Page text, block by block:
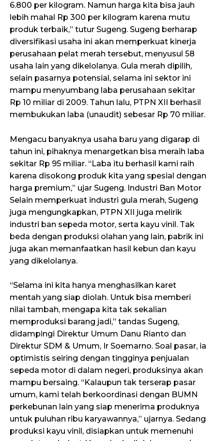
6.800 per kilogram. Namun harga kita bisa jauh
lebih mahal Rp 300 per kilogram karena mutu
produk terbaik,” tutur Sugeng. Sugeng berharap
diversifikasi usaha ini akan memperkuat kinerja
perusahaan pelat merah tersebut, menyusul 58
usaha lain yang dikelolanya. Gula merah dipilih,
selain pasarnya potensial, selama ini sektor ini
mampu menyumbang laba perusahaan sekitar
Rp 10 miliar di 2009. Tahun lalu, PTPN XII berhasil
membukukan laba (unaudit) sebesar Rp 70 miliar.
Mengacu banyaknya usaha baru yang digarap di
tahun ini, pihaknya menargetkan bisa meraih laba
sekitar Rp 95 miliar. “Laba itu berhasil kami raih
karena disokong produk kita yang spesial dengan
harga premium,” ujar Sugeng. Industri Ban Motor
Selain memperkuat industri gula merah, Sugeng
juga mengungkapkan, PTPN XII juga melirik
industri ban sepeda motor, serta kayu vinil. Tak
beda dengan produksi olahan yang lain, pabrik ini
juga akan memanfaatkan hasil kebun dan kayu
yang dikelolanya.
“Selama ini kita hanya menghasilkan karet
mentah yang siap diolah. Untuk bisa memberi
nilai tambah, mengapa kita tak sekalian
memproduksi barang jadi,” tandas Sugeng,
didampingi Direktur Umum Danu Rianto dan
Direktur SDM & Umum, Ir Soemarno. Soal pasar, ia
optimistis seiring dengan tingginya penjualan
sepeda motor di dalam negeri, produksinya akan
mampu bersaing. “Kalaupun tak terserap pasar
umum, kami telah berkoordinasi dengan BUMN
perkebunan lain yang siap menerima produknya
untuk puluhan ribu karyawannya,” ujarnya. Sedang
produksi kayu vinil, disiapkan untuk memenuhi